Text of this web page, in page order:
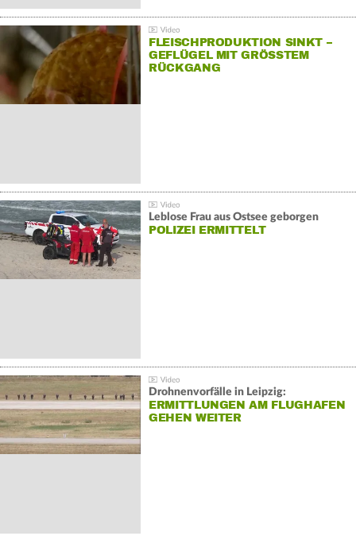
FLEISCHPRODUKTION SINKT –
GEFLÜGEL MIT GRÖSSTEM R
ÜCKGANG
Leblose Frau aus Ostsee geborgen
POLIZEI ERMITTELT
Drohnenvorfälle in Leipzig:
ERMITTLUNGEN AM FLUGHAFEN
GEHEN WEITER